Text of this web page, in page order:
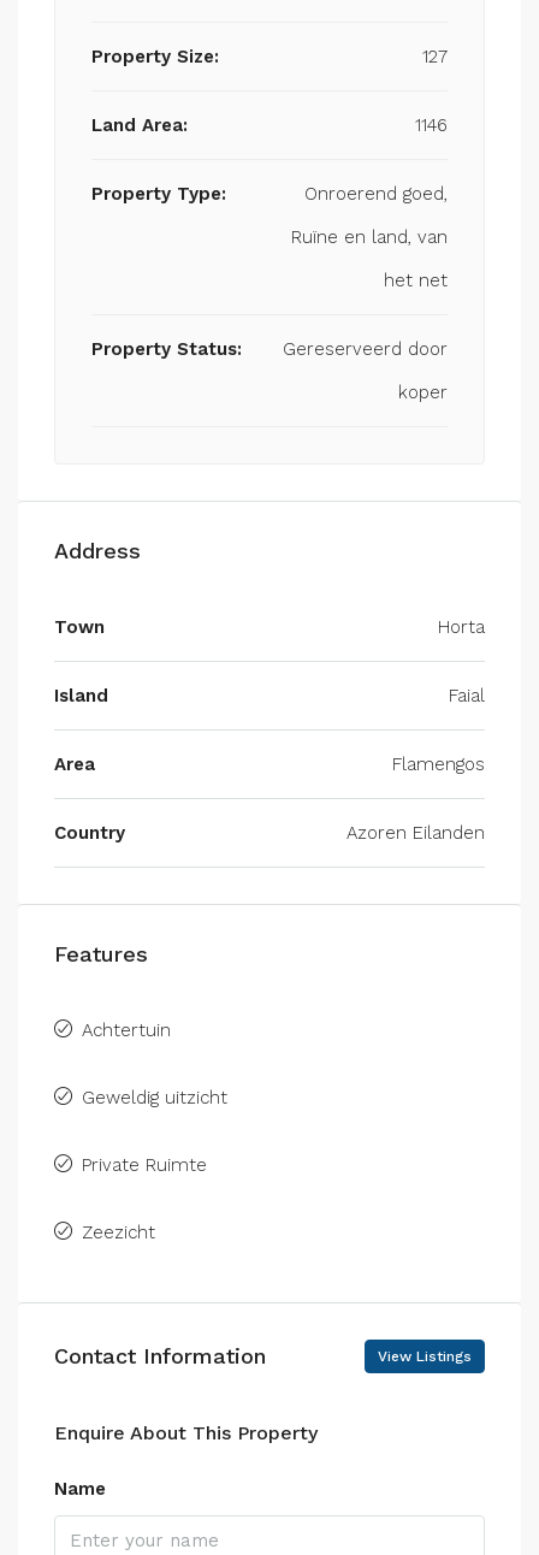
Property Size: 127
Land Area: 1146
Property Type:
Onroerend goed,
Ruïne en land, van
het net
Property Status:
Gereserveerd door
koper
Address
Town Horta
Island Faial
Area Flamengos
Country Azoren Eilanden
Features
Achtertuin
Geweldig uitzicht
Private Ruimte
Zeezicht
Contact Information View Listings
Enquire About This Property
Name